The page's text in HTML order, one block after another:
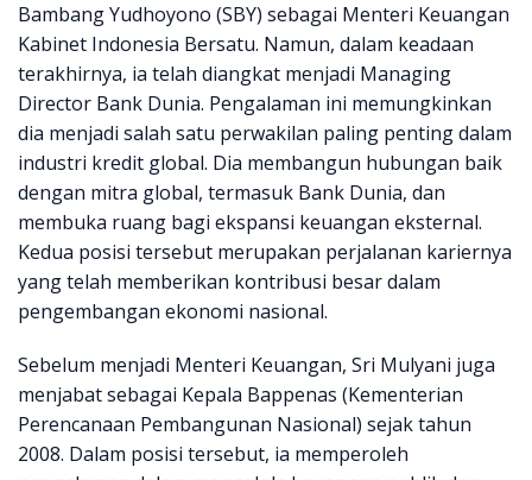
Bambang Yudhoyono (SBY) sebagai Menteri Keuangan
Kabinet Indonesia Bersatu. Namun, dalam keadaan
terakhirnya, ia telah diangkat menjadi Managing
Director Bank Dunia. Pengalaman ini memungkinkan
dia menjadi salah satu perwakilan paling penting dalam
industri kredit global. Dia membangun hubungan baik
dengan mitra global, termasuk Bank Dunia, dan
membuka ruang bagi ekspansi keuangan eksternal.
Kedua posisi tersebut merupakan perjalanan kariernya
yang telah memberikan kontribusi besar dalam
pengembangan ekonomi nasional.
Sebelum menjadi Menteri Keuangan, Sri Mulyani juga
menjabat sebagai Kepala Bappenas (Kementerian
Perencanaan Pembangunan Nasional) sejak tahun
2008. Dalam posisi tersebut, ia memperoleh